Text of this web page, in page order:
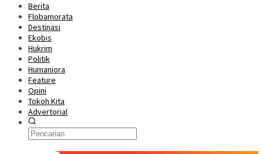
Berita
Flobamorata
Destinasi
Ekobis
Hukrim
Politik
Humaniora
Feature
Opini
Tokoh Kita
Advertorial